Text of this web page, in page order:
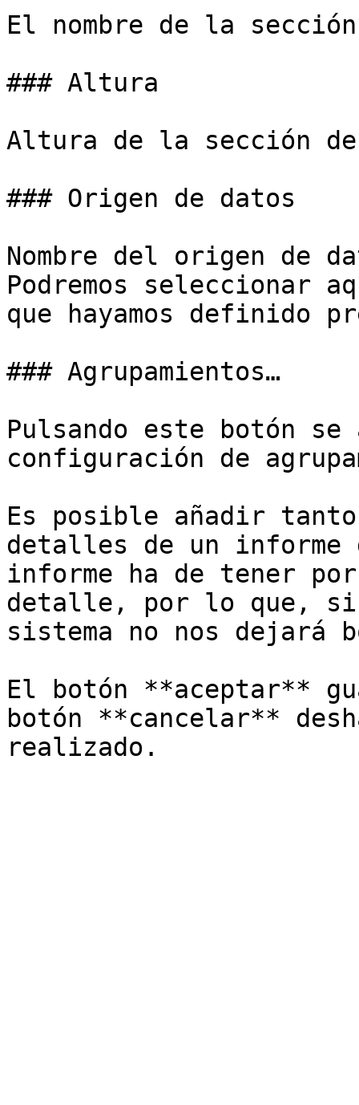
El nombre de la
### Altura
Altura de la sección
### Origen de datos
Nombre del origen de
Podremos seleccionar
que hayamos definido
### Agrupamientos…
Pulsando este botón
configuración de
Es posible añadir
detalles de un informe
informe ha de tener
detalle, por lo que, si
sistema no nos dejará
El botón **aceptar**
botón **cancelar**